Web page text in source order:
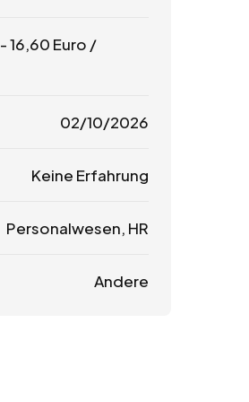
-16,60 Euro /
02/10/2026
Keine Erfahrung
Personalwesen, HR
Andere